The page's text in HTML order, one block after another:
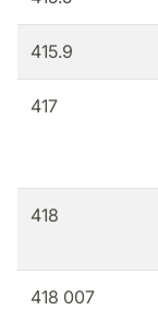
415.9
417
418
418 007